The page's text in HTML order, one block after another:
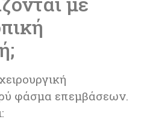
φάσμα επεμβάσεων.